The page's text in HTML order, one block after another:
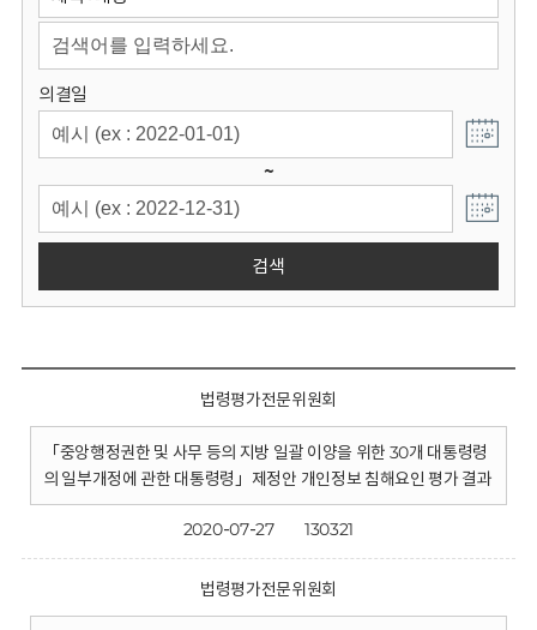
회
의결일
~
검색
법령평가전문위원회
「중앙행정권한 및 사무 등의 지방 일괄 이양을 위한 30개 대통령령
의 일부개정에 관한 대통령령」제정안 개인정보 침해요인 평가 결과
2020-07-27 130321
법령평가전문위원회